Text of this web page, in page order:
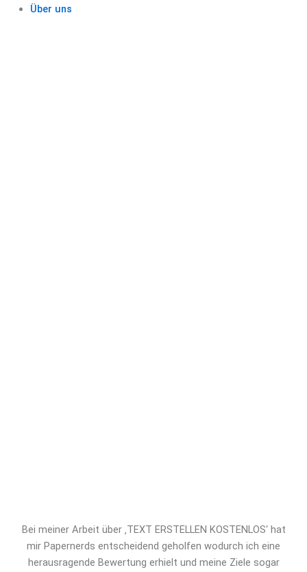
Über uns
Bei meiner Arbeit über ‚TEXT ERSTELLEN KOSTENLOS‘ hat
mir Papernerds entscheidend geholfen wodurch ich eine
herausragende Bewertung erhielt und meine Ziele sogar